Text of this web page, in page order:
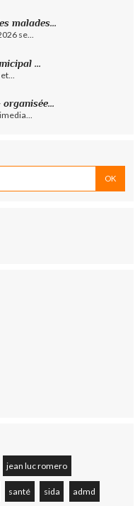
malades...
se...
...
jean luc romero
santé sida admd